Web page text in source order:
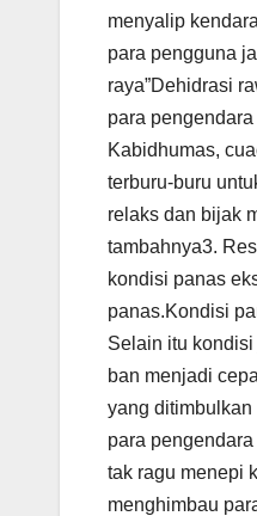
menyalip
para pengguna
raya”Dehidrasi
para
Kabidhumas,
terburu-buru
relaks dan bijak
tambahnya3.
kondisi panas
panas.Kondisi
Selain itu
ban menjadi
yang ditimbulkan
para
tak ragu menepi
menghimbau